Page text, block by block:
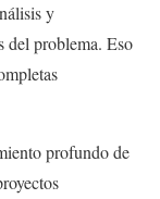
y
del problema. Eso
profundo de